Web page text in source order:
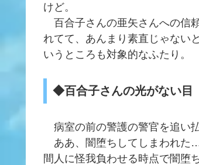
けど。
百合子さんの亜矢さんへの信
れてて、あんまり素直じゃない
いうところも対象的なふたり。
◆百合子さんの光がない目
病室の前の警護の警官を追い
ああ、闇堕ちしてしまわれた
間人に怪我負わせる時点で闇堕